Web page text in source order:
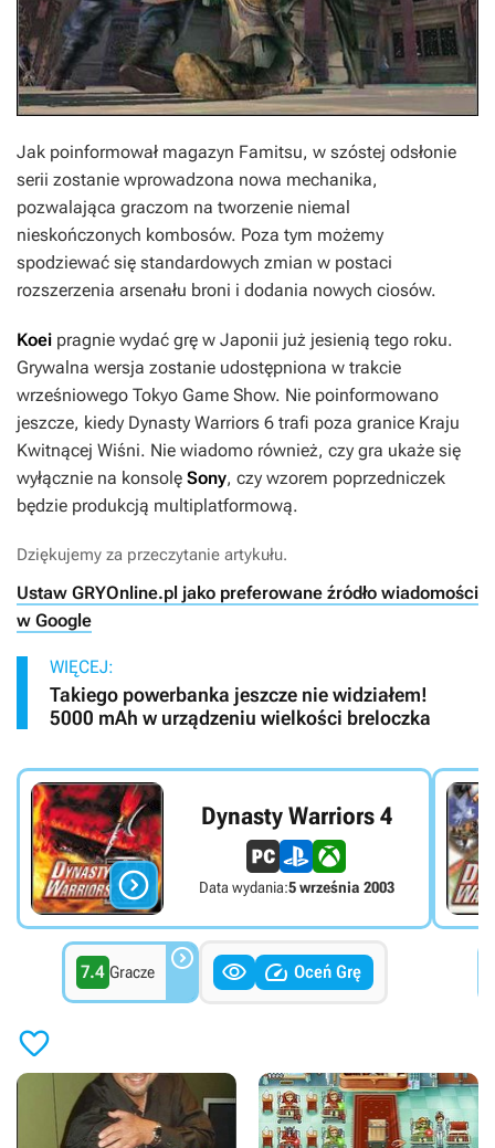
Jak poinformował magazyn Famitsu, w szóstej odsłonie
serii zostanie wprowadzona nowa mechanika,
pozwalająca graczom na tworzenie niemal
nieskończonych kombosów. Poza tym możemy
spodziewać się standardowych zmian w postaci
rozszerzenia arsenału broni i dodania nowych ciosów.
Koei pragnie wydać grę w Japonii już jesienią tego roku.
Grywalna wersja zostanie udostępniona w trakcie
wrześniowego Tokyo Game Show. Nie poinformowano
jeszcze, kiedy Dynasty Warriors 6 trafi poza granice Kraju
Kwitnącej Wiśni. Nie wiadomo również, czy gra ukaże się
wyłącznie na konsolę Sony, czy wzorem poprzedniczek
będzie produkcją multiplatformową.
Dziękujemy za przeczytanie artykułu.
Ustaw GRYOnline.pl jako preferowane źródło wiadomości
w Google
WIĘCEJ:
Takiego powerbanka jeszcze nie widziałem!
5000 mAh w urządzeniu wielkości breloczka

Dynasty Warriors 4
Data wydania:5 września 2003
7.4 Gracze    Oceń Grę
